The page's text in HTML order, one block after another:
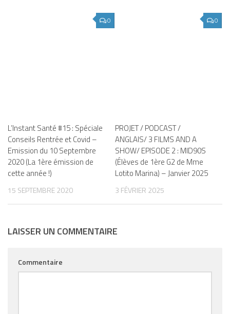
0
L’Instant Santé #15 : Spéciale
Conseils Rentrée et Covid –
Emission du 10 Septembre
2020 (La 1ère émission de
cette année !)
15 SEPTEMBRE 2020
0
PROJET / PODCAST /
ANGLAIS/ 3 FILMS AND A
SHOW/ EPISODE 2 : MID90S
(Élèves de 1ère G2 de Mme
Lotito Marina) – Janvier 2025
3 FÉVRIER 2025
LAISSER UN COMMENTAIRE
Commentaire